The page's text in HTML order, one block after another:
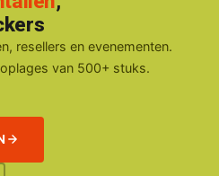
resellers en evenementen.
van 500+ stuks.